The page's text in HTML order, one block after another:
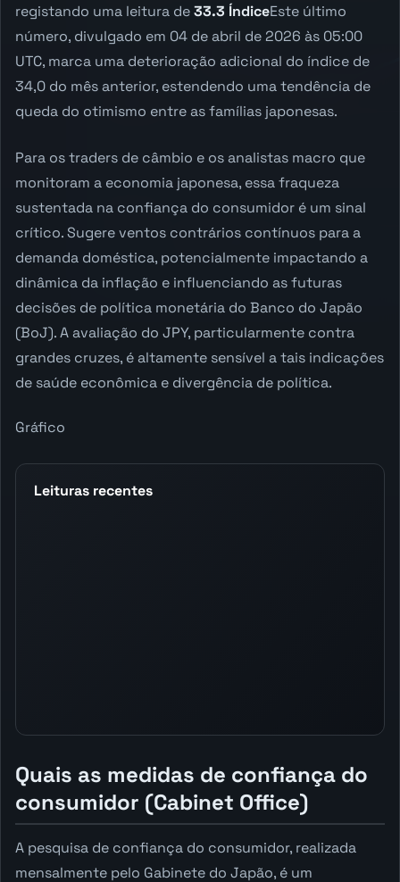
registando uma leitura de33.3 ÍndiceEste último
número, divulgado em 04 de abril de 2026 às 05:00
UTC, marca uma deterioração adicional do índice de
34,0 do mês anterior, estendendo uma tendência de
queda do otimismo entre as famílias japonesas.
Para os traders de câmbio e os analistas macro que
monitoram a economia japonesa, essa fraqueza
sustentada na confiança do consumidor é um sinal
crítico. Sugere ventos contrários contínuos para a
demanda doméstica, potencialmente impactando a
dinâmica da inflação e influenciando as futuras
decisões de política monetária do Banco do Japão
(BoJ). A avaliação do JPY, particularmente contra
grandes cruzes, é altamente sensível a tais indicações
de saúde econômica e divergência de política.
Gráfico
Leituras recentes
Quais as medidas de confiança do
consumidor (Cabinet Office)
A pesquisa de confiança do consumidor, realizada
mensalmente pelo Gabinete do Japão, é um